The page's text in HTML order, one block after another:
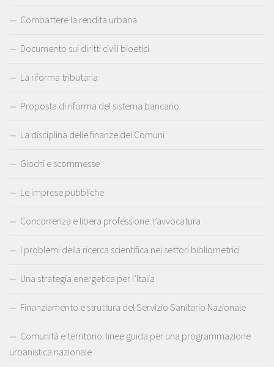
Combattere la rendita urbana
Documento sui diritti civili bioetici
La riforma tributaria
Proposta di riforma del sistema bancario
La disciplina delle finanze dei Comuni
Giochi e scommesse
Le imprese pubbliche
Concorrenza e libera professione: l’avvocatura
I problemi della ricerca scientifica nei settori bibliometrici
Una strategia energetica per l’Italia
Finanziamento e struttura del Servizio Sanitario Nazionale
Comunità e territorio: linee guida per una programmazione
urbanistica nazionale